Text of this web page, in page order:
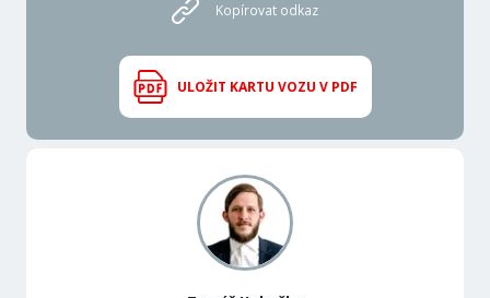
Kopírovat odkaz
ULOŽIT KARTU VOZU V PDF